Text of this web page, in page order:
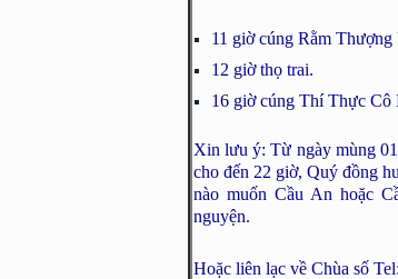
11 giờ cúng Rằm
12 giờ thọ trai.
16 giờ cúng Thí Thực Cô
Xin lưu ý: Từ ngày mùng
cho đến 22 giờ, Quý đồng
nào muốn Cầu An hoặc
nguyện.
Hoặc liên lạc về Chùa số Tel: